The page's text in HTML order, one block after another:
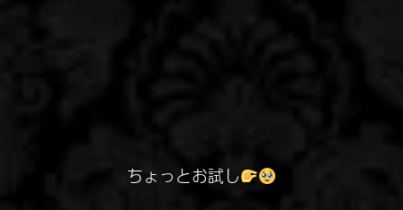
ちょっとお試し